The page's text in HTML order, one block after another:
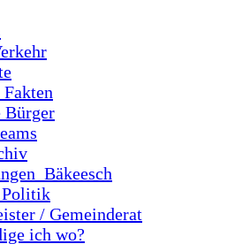
Bürger
Politik
/ Gemeinderat
ich wo?